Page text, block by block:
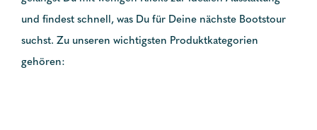
und findest schnell, was Du für Deine nächste Bootstour
suchst. Zu unseren wichtigsten Produktkategorien
gehören: